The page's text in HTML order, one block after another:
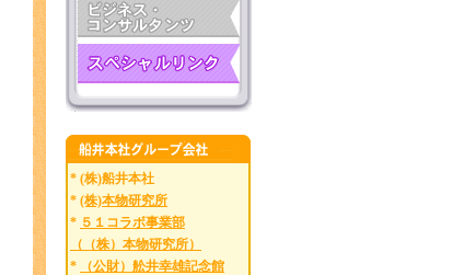
* (株)船井本社
* (株)本物研究所
* ５１コラボ事業部
（（株）本物研究所）
*
（公財）舩井幸雄記念館